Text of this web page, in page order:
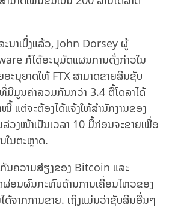
ະນາເບິ່ງແລ້ວ, John Dorsey ຜູ້
ກໍໄດ້ອະນຸມັດແຜນການດັ່ງກ່າວໃນ
ະນຸຍາດໃຫ້ FTX ສາມາດຂາຍສິນຊັບ
ມີມູນຄ່າລວມກັນກວ່າ 3.4 ຕື້ໂດລາໄດ້
ໜີ້ ແຕ່ຈະຕ້ອງໄດ້ແຈ້ງ​ໃຫ້​ສຳນັກງານ​ຂອງ
ວງໜ້າເປັນເວລາ 10 ມື້ກ່ອນຈະຂາຍເພື່ອ
ນຕະຫຼາດ.
ກັນຄວາມສ່ຽງຂອງ Bitcoin ແລະ
ອນຜົນກະທົບດ້ານການເຄື່ອນໄຫວຂອງ
ດ້ຈາກການຂາຍ. ເຖິງແມ່ນວ່າຊັບສິນອື່ນໆ